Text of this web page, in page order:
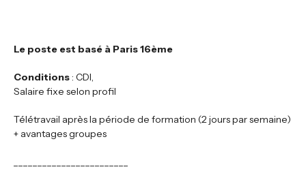
Le poste est basé à Paris 16ème
Conditions: CDI,
Salaire fixe selon profil
Télétravail après la période de formation (2 jours par semaine)
+ avantages groupes